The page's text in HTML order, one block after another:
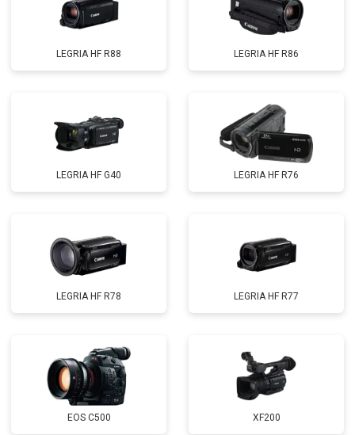
LEGRIA HF R88 LEGRIA HF R86
LEGRIA HF G40 LEGRIA HF R76
LEGRIA HF R78 LEGRIA HF R77
EOS C500 XF200